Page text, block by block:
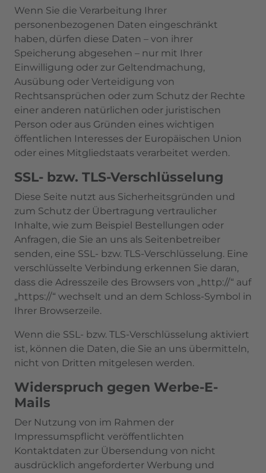
Wenn Sie die Verarbeitung Ihrer
personenbezogenen Daten eingeschränkt
haben, dürfen diese Daten – von ihrer
Speicherung abgesehen – nur mit Ihrer
Einwilligung oder zur Geltendmachung,
Ausübung oder Verteidigung von
Rechtsansprüchen oder zum Schutz der Rechte
einer anderen natürlichen oder juristischen
Person oder aus Gründen eines wichtigen
öffentlichen Interesses der Europäischen Union
oder eines Mitgliedstaats verarbeitet werden.
SSL- bzw. TLS-Verschlüsselung
Diese Seite nutzt aus Sicherheitsgründen und
zum Schutz der Übertragung vertraulicher
Inhalte, wie zum Beispiel Bestellungen oder
Anfragen, die Sie an uns als Seitenbetreiber
senden, eine SSL- bzw. TLS-Verschlüsselung. Eine
verschlüsselte Verbindung erkennen Sie daran,
dass die Adresszeile des Browsers von „http://“ auf
„https://“ wechselt und an dem Schloss-Symbol in
Ihrer Browserzeile.
Wenn die SSL- bzw. TLS-Verschlüsselung aktiviert
ist, können die Daten, die Sie an uns übermitteln,
nicht von Dritten mitgelesen werden.
Widerspruch gegen Werbe-E-
Mails
Der Nutzung von im Rahmen der
Impressumspflicht veröffentlichten
Kontaktdaten zur Übersendung von nicht
ausdrücklich angeforderter Werbung und